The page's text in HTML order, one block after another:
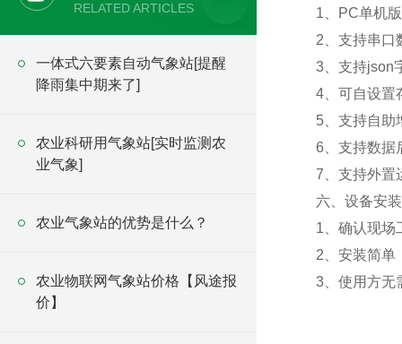
RELATED ARTICLES
一体式六要素自动气象站[提醒
降雨集中期来了]
农业科研用气象站[实时监测农
业气象]
农业气象站的优势是什么？
农业物联网气象站价格【风途报
价】
1、PC单机
2、支持串口
3、支持json
4、可自设置
5、支持自助
6、支持数据
7、支持外置
六、设备安装
1、确认现场
2、安装简单
3、使用方无